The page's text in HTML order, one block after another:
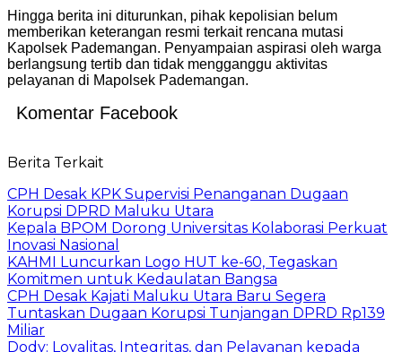
Hingga berita ini diturunkan, pihak kepolisian belum
memberikan keterangan resmi terkait rencana mutasi
Kapolsek Pademangan. Penyampaian aspirasi oleh warga
berlangsung tertib dan tidak mengganggu aktivitas
pelayanan di Mapolsek Pademangan.
Komentar Facebook
Berita Terkait
CPH Desak KPK Supervisi Penanganan Dugaan
Korupsi DPRD Maluku Utara
Kepala BPOM Dorong Universitas Kolaborasi Perkuat
Inovasi Nasional
KAHMI Luncurkan Logo HUT ke-60, Tegaskan
Komitmen untuk Kedaulatan Bangsa
CPH Desak Kajati Maluku Utara Baru Segera
Tuntaskan Dugaan Korupsi Tunjangan DPRD Rp139
Miliar
Dody: Loyalitas, Integritas, dan Pelayanan kepada